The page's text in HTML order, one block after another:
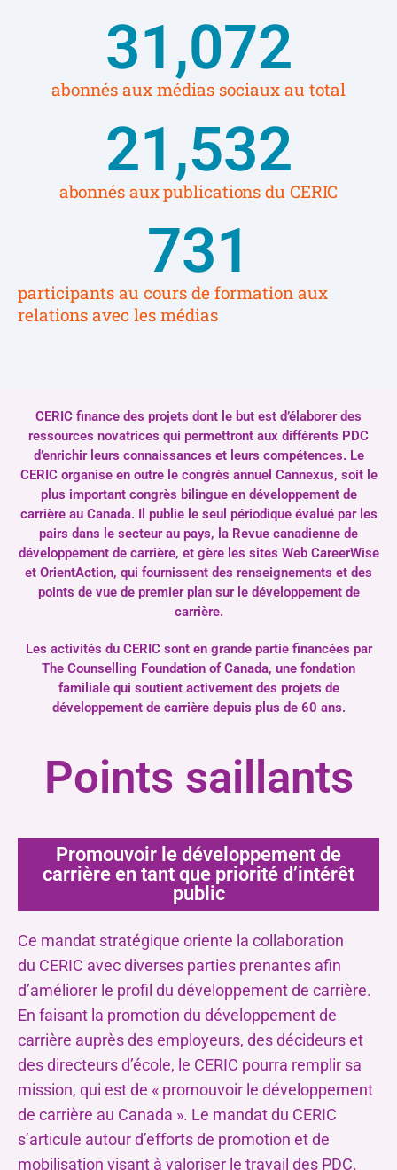
abonnés aux médias sociaux au total
31,072
abonnés aux publications du CERIC
21,532
participants au cours de formation aux
relations avec les médias
731
CERIC finance des projets dont le but est d’élaborer des
ressources novatrices qui permettront aux différents PDC
d’enrichir leurs connaissances et leurs compétences. Le
CERIC organise en outre le congrès annuel Cannexus, soit le
plus important congrès bilingue en développement de
carrière au Canada. Il publie le seul périodique évalué par les
pairs dans le secteur au pays, la Revue canadienne de
développement de carrière, et gère les sites Web CareerWise
et OrientAction, qui fournissent des renseignements et des
points de vue de premier plan sur le développement de
carrière.
Les activités du CERIC sont en grande partie financées par
The Counselling Foundation of Canada, une fondation
familiale qui soutient activement des projets de
développement de carrière depuis plus de 60 ans.
Points saillants
Promouvoir le développement de
carrière en tant que priorité d’intérêt
public
Ce mandat stratégique oriente la collaboration
du CERIC avec diverses parties prenantes afin
d’améliorer le profil du développement de carrière.
En faisant la promotion du développement de
carrière auprès des employeurs, des décideurs et
des directeurs d’école, le CERIC pourra remplir sa
mission, qui est de « promouvoir le développement
de carrière au Canada ». Le mandat du CERIC
s’articule autour d’efforts de promotion et de
mobilisation visant à valoriser le travail des PDC.